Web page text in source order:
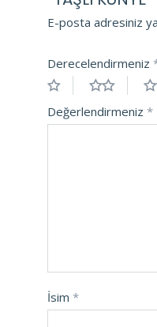
E-posta adresiniz
Derecelendirmeniz
Değerlendirmeniz *
İsim *